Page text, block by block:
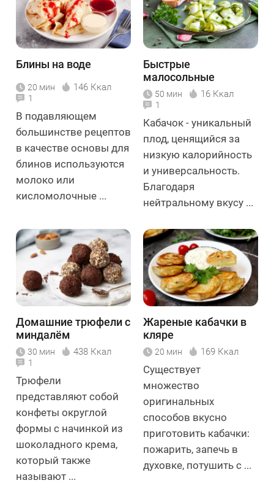
Блины на воде
20 мин 146 Ккал
1
В подавляющем
большинстве рецептов
в качестве основы для
блинов используются
молоко или
кисломолочные ...
Быстрые
малосольные
кабачки
50 мин 16 Ккал
1
Кабачок - уникальный
плод, ценящийся за
низкую калорийность
и универсальность.
Благодаря
нейтральному вкусу ...
Домашние трюфели с
миндалём
30 мин 438 Ккал
1
Трюфели
представляют собой
конфеты округлой
формы с начинкой из
шоколадного крема,
который также
называют ...
Жареные кабачки в
кляре
20 мин 169 Ккал
Существует
множество
оригинальных
способов вкусно
приготовить кабачки:
пожарить, запечь в
духовке, потушить с ...